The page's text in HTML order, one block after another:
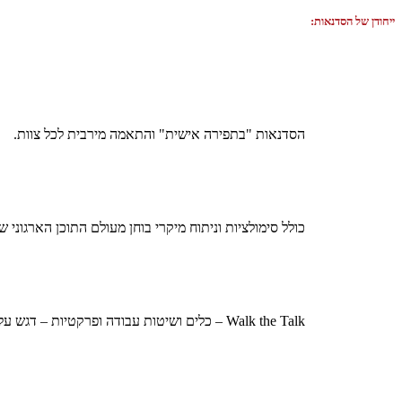
ייחודן של הסדנאות:
הסדנאות "בתפירה אישית" והתאמה מירבית לכל צוות.
כולל סימולציות וניתוח מיקרי בוחן מעולם התוכן הארגוני
Walk the Talk – כלים ושיטות עבודה ופרקטיות – דגש על הטמעה ויישום.